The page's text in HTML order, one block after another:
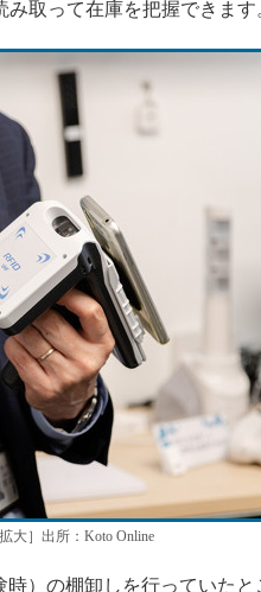
取って在庫を把握できます
大］出所：Koto Online
）の棚卸しを行っていたと